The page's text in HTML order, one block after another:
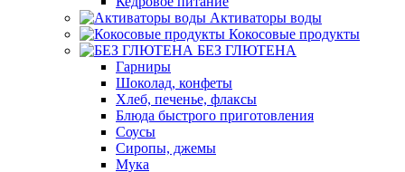
Активаторы воды
Кокосовые продукты
БЕЗ ГЛЮТЕНА
Гарниры
Шоколад, конфеты
Хлеб, печенье, флаксы
Блюда быстрого приготовления
Соусы
Сиропы, джемы
Мука